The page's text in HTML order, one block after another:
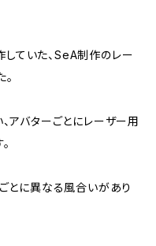
ていた、SeA制作のレー
アバターごとにレーザー用
とに異なる風合いがあり